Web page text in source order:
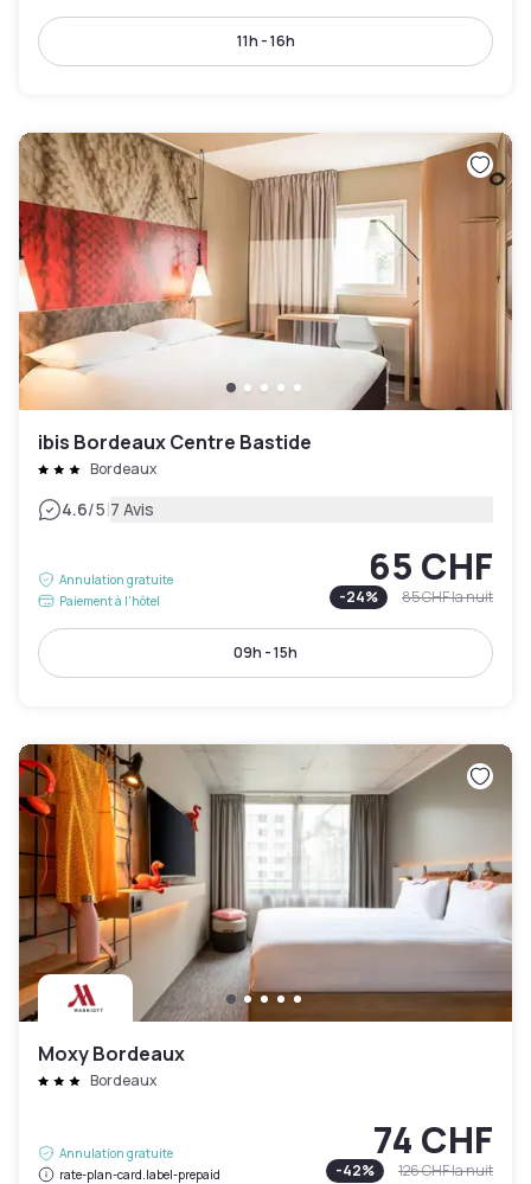
11h - 16h
ibis Bordeaux Centre Bastide
Bordeaux
4.6/5|7 Avis
Annulation gratuite
Paiement à l'hôtel
65 CHF
-24% 85 CHFla nuit
09h - 15h
Moxy Bordeaux
Bordeaux
Annulation gratuite
rate-plan-card.label-prepaid
74 CHF
-42% 126 CHFla nuit